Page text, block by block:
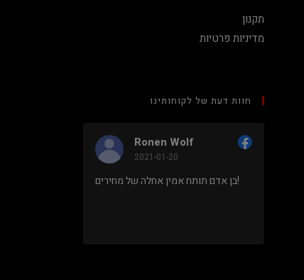
תקנון
מדיניות פרטיות
חוות דעת של לקוחותינו
Ronen Wolf
2021-01-20
בן אדם תותח אמין אחלה של מחירים!